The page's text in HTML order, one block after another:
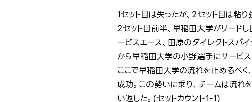
1セット目は失ったが、2セット目は粘
2セット目前半、早稲田大学がリード
ービスエース、田原のダイレクトスパ
から早稲田大学の小野選手にサービ
ここで早稲田大学の流れを止めるべく
成功。この勢いに乗り、チームは流
い返した。(セットカウント1-1)